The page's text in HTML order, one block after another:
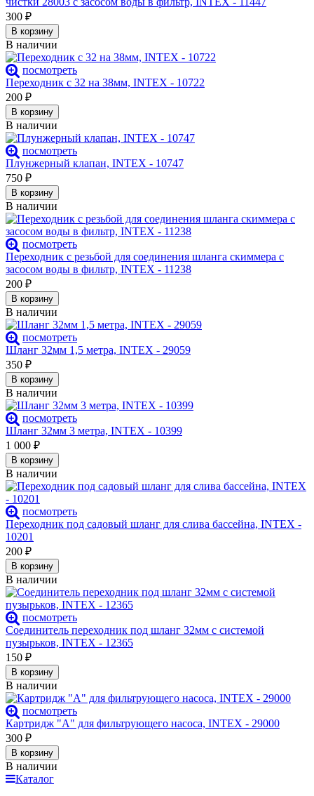
300 ₽
В корзину
В наличии
посмотреть
Переходник с 32 на 38мм, INTEX - 10722
200 ₽
В корзину
В наличии
посмотреть
Плунжерный клапан, INTEX - 10747
750 ₽
В корзину
В наличии
посмотреть
Переходник с резьбой для соединения шланга скиммера с
засосом воды в фильтр, INTEX - 11238
200 ₽
В корзину
В наличии
посмотреть
Шланг 32мм 1,5 метра, INTEX - 29059
350 ₽
В корзину
В наличии
посмотреть
Шланг 32мм 3 метра, INTEX - 10399
1 000 ₽
В корзину
В наличии
посмотреть
Переходник под садовый шланг для слива бассейна, INTEX -
10201
200 ₽
В корзину
В наличии
посмотреть
Соединитель переходник под шланг 32мм с системой
пузырьков, INTEX - 12365
150 ₽
В корзину
В наличии
посмотреть
Картридж "А" для фильтрующего насоса, INTEX - 29000
300 ₽
В корзину
В наличии
Каталог